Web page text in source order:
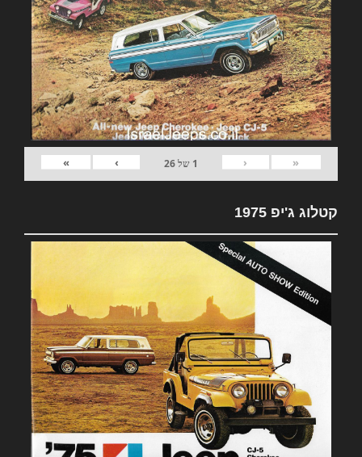
«
‹
1 של26
›
»
קטלוג ג'יפ 1975